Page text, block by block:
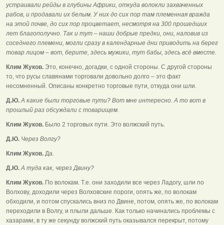
устраивали рейды в глубины Африки, откуда волокли захваченных
рабов, и продавали их белым. У них до сих пор там племенная вражда
на этой почве, до сих пор процветает, несмотря на 300 прошедших
лет благополучно. Так и тут – наши добрые предки, они, наловив из
соседнего племени, могли сразу в календарные дни приводить на берег
товар лицом – вот, берите, здесь мужики, тут бабы, здесь всё вместе.
Клим Жуков. Это, конечно, догадки, с одной стороны. С другой стороны
то, что русы славянами торговали довольно долго – это факт
несомненный. Описаны конкретно торговые пути, откуда они шли.
Д.Ю.А какие были торговые пути? Вот мне интересно. А то вот в
прошлый раз обсуждали с товарищем.
Клим Жуков. Было 2 торговых пути. Это волжский путь.
Д.Ю. Через Волгу?
Клим Жуков. Да.
Д.Ю.А туда как, через Двину?
Клим Жуков. По волокам. Т.е. они заходили все через Ладогу, шли по
Волхову, доходили через Волховские пороги, опять же, по волокам
обходили, и потом спускались вниз по Двине, потом, опять же, по волокам
переходили в Волгу, и плыли дальше. Как только начинались проблемы с
хазарами, в ту же секунду волжский путь оказывался перекрыт, потому